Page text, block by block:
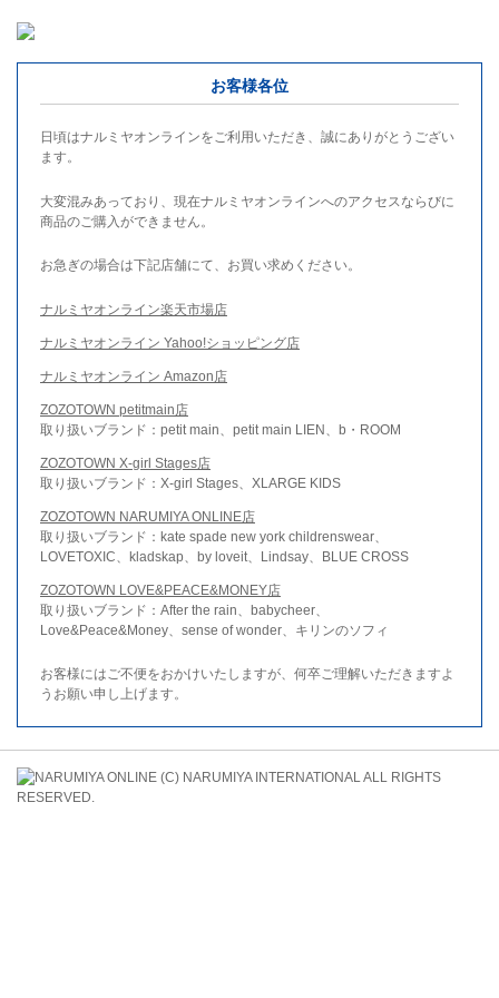
お客様各位
日頃はナルミヤオンラインをご利用いただき、誠にありがとうござい
ます。
大変混みあっており、現在ナルミヤオンラインへのアクセスならびに
商品のご購入ができません。
お急ぎの場合は下記店舗にて、お買い求めください。
ナルミヤオンライン楽天市場店
ナルミヤオンライン Yahoo!ショッピング店
ナルミヤオンライン Amazon店
ZOZOTOWN petitmain店
取り扱いブランド：petit main、petit main LIEN、b・ROOM
ZOZOTOWN X-girl Stages店
取り扱いブランド：X-girl Stages、XLARGE KIDS
ZOZOTOWN NARUMIYA ONLINE店
取り扱いブランド：kate spade new york childrenswear、
LOVETOXIC、kladskap、by loveit、Lindsay、BLUE CROSS
ZOZOTOWN LOVE&PEACE&MONEY店
取り扱いブランド：After the rain、babycheer、
Love&Peace&Money、sense of wonder、キリンのソフィ
お客様にはご不便をおかけいたしますが、何卒ご理解いただきますよ
うお願い申し上げます。